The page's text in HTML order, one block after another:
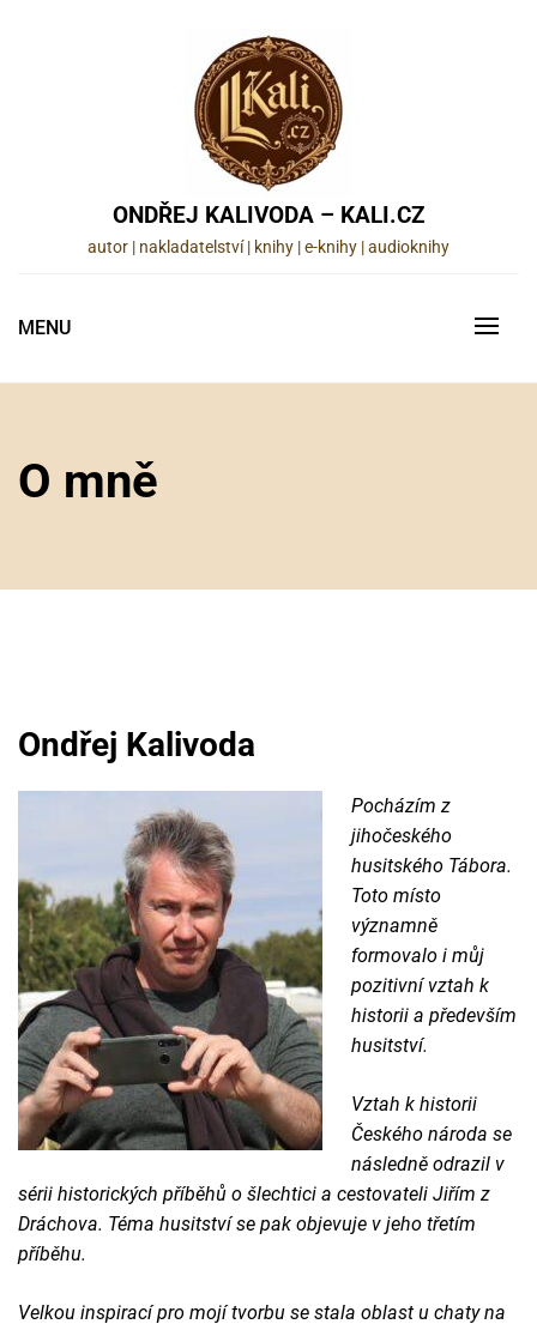
ONDŘEJ KALIVODA – KALI.CZ
autor | nakladatelství | knihy | e-knihy | audioknihy
MENU
O mně
Ondřej Kalivoda
Pocházím z
jihočeského
husitského Tábora.
Toto místo
významně
formovalo i můj
pozitivní vztah k
historii a především
husitství.
Vztah k historii
Českého národa se
následně odrazil v
sérii historických příběhů o šlechtici a cestovateli Jiřím z
Dráchova. Téma husitství se pak objevuje v jeho třetím
příběhu.
Velkou inspirací pro mojí tvorbu se stala oblast u chaty na